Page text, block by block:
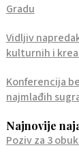
Gradu
Vidljiv
kulturnih i
Konferencija
najmlađih
Najnovije
Poziv za 3